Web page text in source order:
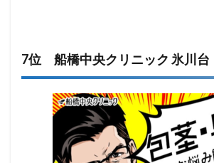
7位 船橋中央クリニック 氷川台